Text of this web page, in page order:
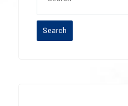
Search